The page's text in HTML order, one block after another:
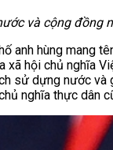
và cộng đồng
anh hùng mang
xã hội chủ
sử dựng nước
nghĩa thực